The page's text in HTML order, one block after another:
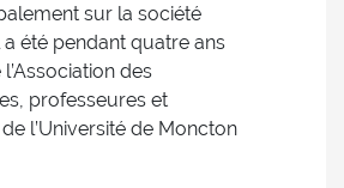
sur la société
a été pendant quatre ans
des
professeures et
l’Université de Moncton